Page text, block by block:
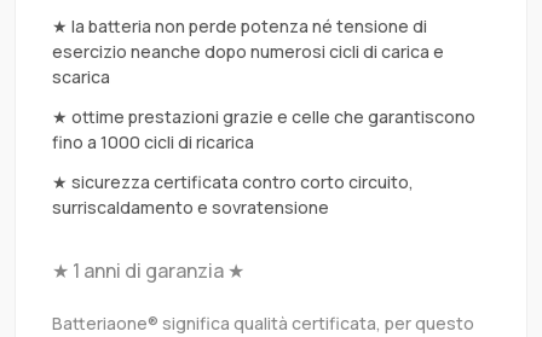
★ la batteria non perde potenza né tensione di
esercizio neanche dopo numerosi cicli di carica e
scarica
★ ottime prestazioni grazie e celle che garantiscono
fino a 1000 cicli di ricarica
★ sicurezza certificata contro corto circuito,
surriscaldamento e sovratensione
★ 1 anni di garanzia ★
Batteriaone® significa qualità certificata, per questo